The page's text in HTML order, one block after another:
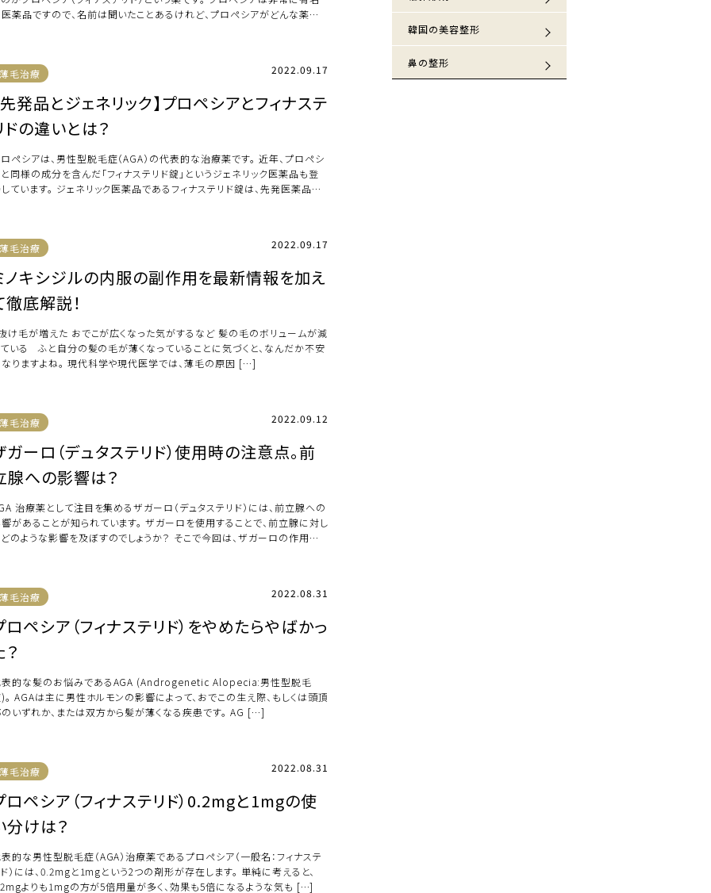
薬品ですので、名前は聞いたことあるけれど、プロペシアがどんな薬か
薄毛治療 2022.09.17
先発品とジェネリック】プロペシアとフィナステ
ドの違いとは？
ペシアは、男性型脱毛症（AGA）の代表的な治療薬です。 近年、プロペシ
同様の成分を含んだ「フィナステリド錠」というジェネリック医薬品も登
ています。 ジェネリック医薬品であるフィナステリド錠は、先発医薬品で
薄毛治療 2022.09.17
ノキシジルの内服の副作用を最新情報を加え
徹底解説！
毛が増えた おでこが広くなった気がするなど 髪の毛のボリュームが減
いる ふと自分の髪の毛が薄くなっていることに気づくと、なんだか不安
りますよね。 現代科学や現代医学では、薄毛の原因 […]
薄毛治療 2022.09.12
ガーロ（デュタステリド）使用時の注意点。前
腺への影響は？
治療薬として注目を集めるザガーロ（デュタステリド）には、前立腺への
があることが知られています。 ザガーロを使用することで、前立腺に対し
のような影響を及ぼすのでしょうか？ そこで今回は、ザガーロの作用機
薄毛治療 2022.08.31
ロペシア（フィナステリド）をやめたらやばかっ
的な髪のお悩みであるAGA (Androgenetic Alopecia:男性型脱毛
。 AGAは主に男性ホルモンの影響によって、おでこの生え際、もしくは頭頂
いずれか、または双方から髪が薄くなる疾患です。 AG […]
薄毛治療 2022.08.31
ロペシア（フィナステリド）0.2mgと1mgの使
分けは？
的な男性型脱毛症（AGA）治療薬であるプロペシア（一般名：フィナステ
）には、0.2mgと1mgという2つの剤形が存在します。 単純に考えると、
よりも1mgの方が5倍用量が多く、効果も5倍になるような気も […]
韓国の美容整形
鼻の整形